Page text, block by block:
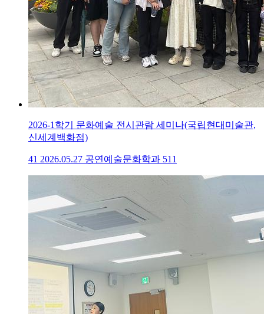
2026-1학기 문화예술 전시관람 세미나(국립현대미술관,
신세계백화점)
41 2026.05.27 공연예술문화학과 511